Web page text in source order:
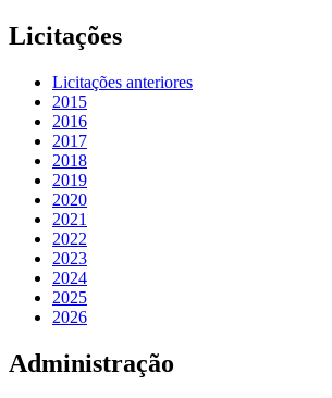
Licitações
Licitações anteriores
2015
2016
2017
2018
2019
2020
2021
2022
2023
2024
2025
2026
Administração